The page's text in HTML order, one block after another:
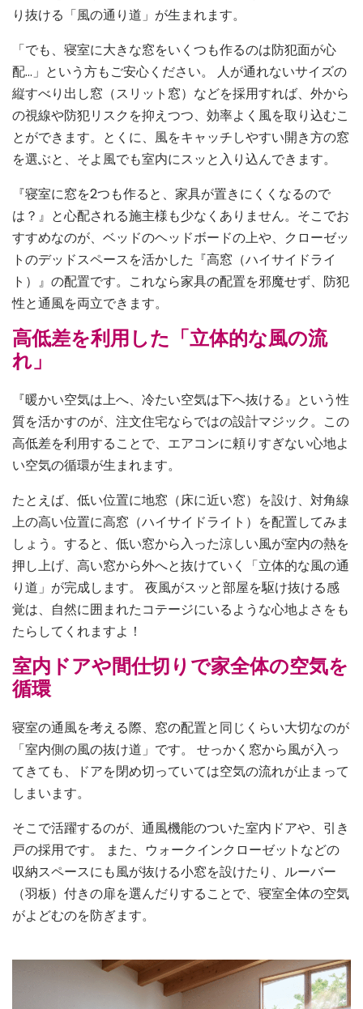
り抜ける「風の通り道」が生まれます。
「でも、寝室に大きな窓をいくつも作るのは防犯面が心
配…」という方もご安心ください。 人が通れないサイズの
縦すべり出し窓（スリット窓）などを採用すれば、外から
の視線や防犯リスクを抑えつつ、効率よく風を取り込むこ
とができます。とくに、風をキャッチしやすい開き方の窓
を選ぶと、そよ風でも室内にスッと入り込んできます。
『寝室に窓を2つも作ると、家具が置きにくくなるので
は？』と心配される施主様も少なくありません。そこでお
すすめなのが、ベッドのヘッドボードの上や、クローゼッ
トのデッドスペースを活かした『高窓（ハイサイドライ
ト）』の配置です。これなら家具の配置を邪魔せず、防犯
性と通風を両立できます。
高低差を利用した「立体的な風の流
れ」
『暖かい空気は上へ、冷たい空気は下へ抜ける』という性
質を活かすのが、注文住宅ならではの設計マジック。この
高低差を利用することで、エアコンに頼りすぎない心地よ
い空気の循環が生まれます。
たとえば、低い位置に地窓（床に近い窓）を設け、対角線
上の高い位置に高窓（ハイサイドライト）を配置してみま
しょう。すると、低い窓から入った涼しい風が室内の熱を
押し上げ、高い窓から外へと抜けていく「立体的な風の通
り道」が完成します。 夜風がスッと部屋を駆け抜ける感
覚は、自然に囲まれたコテージにいるような心地よさをも
たらしてくれますよ！
室内ドアや間仕切りで家全体の空気を
循環
寝室の通風を考える際、窓の配置と同じくらい大切なのが
「室内側の風の抜け道」です。 せっかく窓から風が入っ
てきても、ドアを閉め切っていては空気の流れが止まって
しまいます。
そこで活躍するのが、通風機能のついた室内ドアや、引き
戸の採用です。 また、ウォークインクローゼットなどの
収納スペースにも風が抜ける小窓を設けたり、ルーバー
（羽板）付きの扉を選んだりすることで、寝室全体の空気
がよどむのを防ぎます。